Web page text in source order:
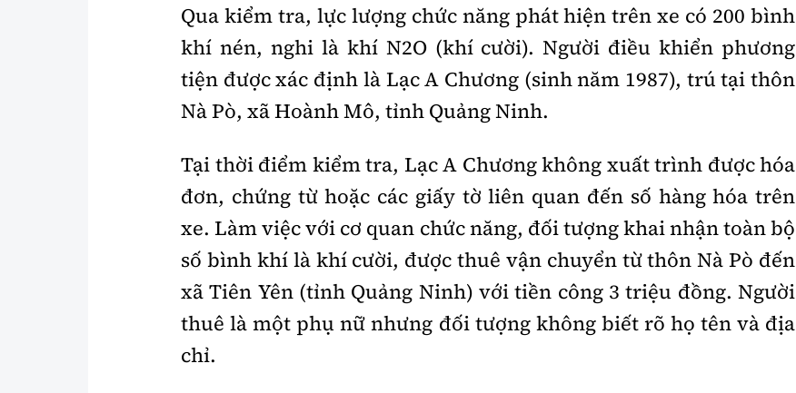
Qua kiểm tra, lực lượng chức năng phát hiện trên xe có 200 bình
khí nén, nghi là khí N2O (khí cười). Người điều khiển phương
tiện được xác định là Lạc A Chương (sinh năm 1987), trú tại thôn
Nà Pò, xã Hoành Mô, tỉnh Quảng Ninh.
Tại thời điểm kiểm tra, Lạc A Chương không xuất trình được hóa
đơn, chứng từ hoặc các giấy tờ liên quan đến số hàng hóa trên
xe. Làm việc với cơ quan chức năng, đối tượng khai nhận toàn bộ
số bình khí là khí cười, được thuê vận chuyển từ thôn Nà Pò đến
xã Tiên Yên (tỉnh Quảng Ninh) với tiền công 3 triệu đồng. Người
thuê là một phụ nữ nhưng đối tượng không biết rõ họ tên và địa
chỉ.